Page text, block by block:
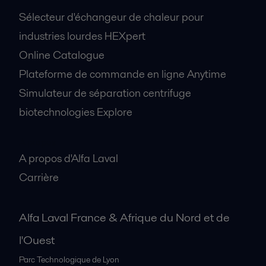
Sélecteur d'échangeur de chaleur pour
industries lourdes HEXpert
Online Catalogue
Plateforme de commande en ligne Anytime
Simulateur de séparation centrifuge
biotechnologies Explore
A propos d'Alfa Laval
Carrière
Alfa Laval France & Afrique du Nord et de
l'Ouest
Parc Technologique de Lyon